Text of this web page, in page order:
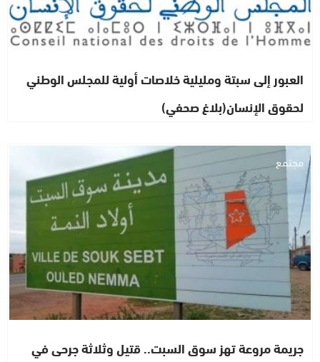
العبور إلى سبتة ومليلية خلاصات أولية للمجلس الوطني
لحقوق الإنسان(بلاغ صحفي)
مجتمع
جريمة مروعة تهز سوق السبت.. قتيل وثلاثة جرحى في